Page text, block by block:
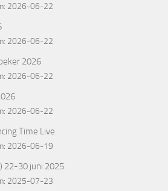
2026-06-22
2026-06-22
2026
2026-06-22
2026-06-22
Time Live
2026-06-19
22-30 juni 2025
2025-07-23